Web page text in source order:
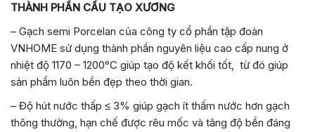
THÀNH PHẦN CẤU TẠO XƯƠNG
– Gạch semi Porcelan của công ty cổ phần tập đoàn
VNHOME sử dụng thành phần nguyên liệu cao cấp nung ở
nhiệt độ 1170 – 1200ᵒC giúp tạo độ kết khối tốt, từ đó giúp
sản phẩm luôn bền đẹp theo thời gian.
– Độ hút nước thấp ≤ 3% giúp gạch ít thấm nước hơn gạch
thông thường, hạn chế được rêu mốc và tăng độ bền đáng